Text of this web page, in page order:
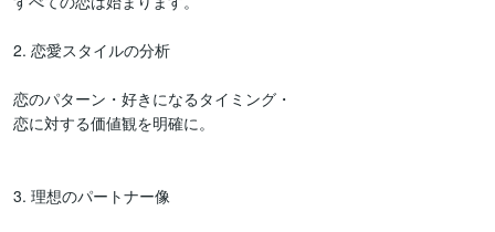
2. 恋愛スタイルの分析
恋のパターン・好きになるタイミング・
恋に対する価値観を明確に。
3. 理想のパートナー像